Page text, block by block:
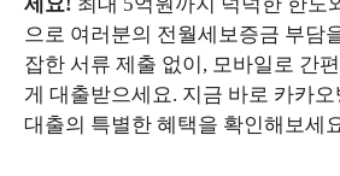
으로 여러분의 전월세보증금 부담
잡한 서류 제출 없이, 모바일로 간
게 대출받으세요. 지금 바로 카카
대출의 특별한 혜택을 확인해보세